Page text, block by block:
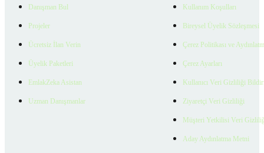
Danışman Bul
Projeler
Ücretsiz İlan Verin
Üyelik Paketleri
EmlakZeka Asistan
Uzman Danışmanlar
Kullanım Koşulları
Bireysel Üyelik Sözleşmesi
Çerez Politikası ve
Çerez Ayarları
Kullanıcı Veri Gizliliği
Ziyaretçi Veri Gizliliği
Müşteri Yetkilisi Veri
Aday Aydınlatma Metni